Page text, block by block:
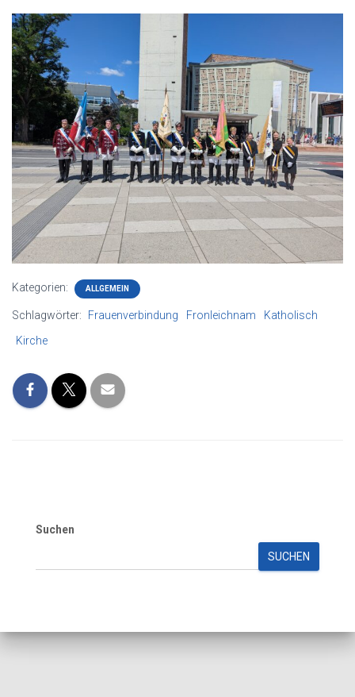
Kategorien: ALLGEMEIN
Schlagwörter: Frauenverbindung Fronleichnam
Katholisch
Kirche
Suchen
SUCHEN